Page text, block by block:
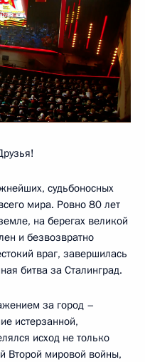
судьбоносных
мира. Ровно 80 лет
на берегах великой
и безвозвратно
враг, завершилась
битва за Сталинград.
за город –
истерзанной,
исход не только
Второй мировой войны,